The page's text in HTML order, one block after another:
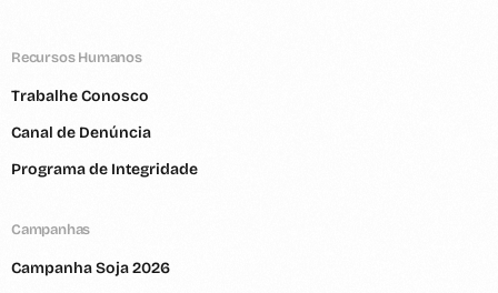
Recursos Humanos
Trabalhe Conosco
Canal de Denúncia
Programa de Integridade
Campanhas
Campanha Soja 2026